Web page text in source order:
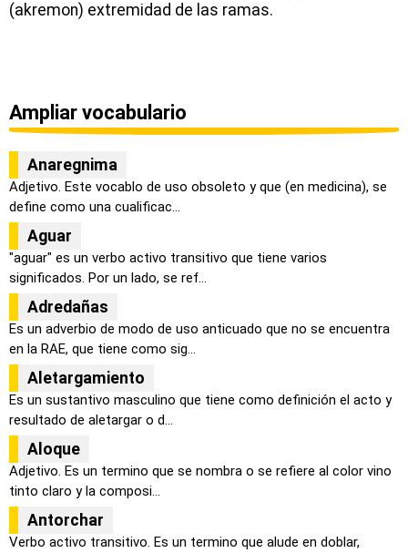
(akremon) extremidad de las ramas.
Ampliar vocabulario
Anaregnima
Adjetivo. Este vocablo de uso obsoleto y que (en medicina), se
define como una cualificac...
Aguar
"aguar" es un verbo activo transitivo que tiene varios
significados. Por un lado, se ref...
Adredañas
Es un adverbio de modo de uso anticuado que no se encuentra
en la RAE, que tiene como sig...
Aletargamiento
Es un sustantivo masculino que tiene como definición el acto y
resultado de aletargar o d...
Aloque
Adjetivo. Es un termino que se nombra o se refiere al color vino
tinto claro y la composi...
Antorchar
Verbo activo transitivo. Es un termino que alude en doblar,